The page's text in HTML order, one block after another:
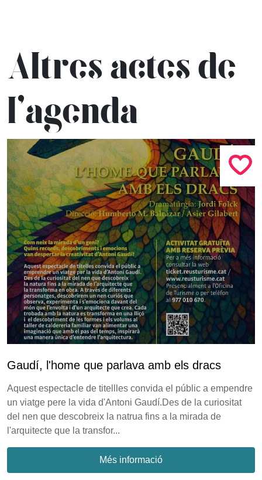
Altres actes de
l’agenda
Gaudí, l'home que parlava amb els dracs
Aquest espectacle de titellles convida el públic a empendre
un viatge pere la vida d'Antoni Gaudí.Des de la curiositat
del nen que descobreix la natrua fins a la mirada de
l'arquitecte que la transfor...
Més informació